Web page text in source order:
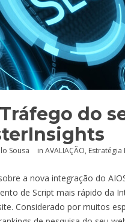
do
Sousa in AVALIAÇÃO, Estratégia
a nova integração do
de Script mais rápido da
Considerado por muitos